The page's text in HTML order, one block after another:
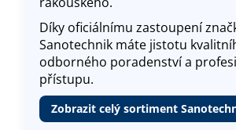
Díky oficiálnímu zastoupení
Sanotechnik máte jistotu
odborného poradenství a
přístupu.
Zobrazit celý sortiment